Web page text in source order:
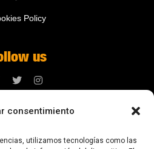
consentimiento
utilizamos tecnologías como las
Policy
us